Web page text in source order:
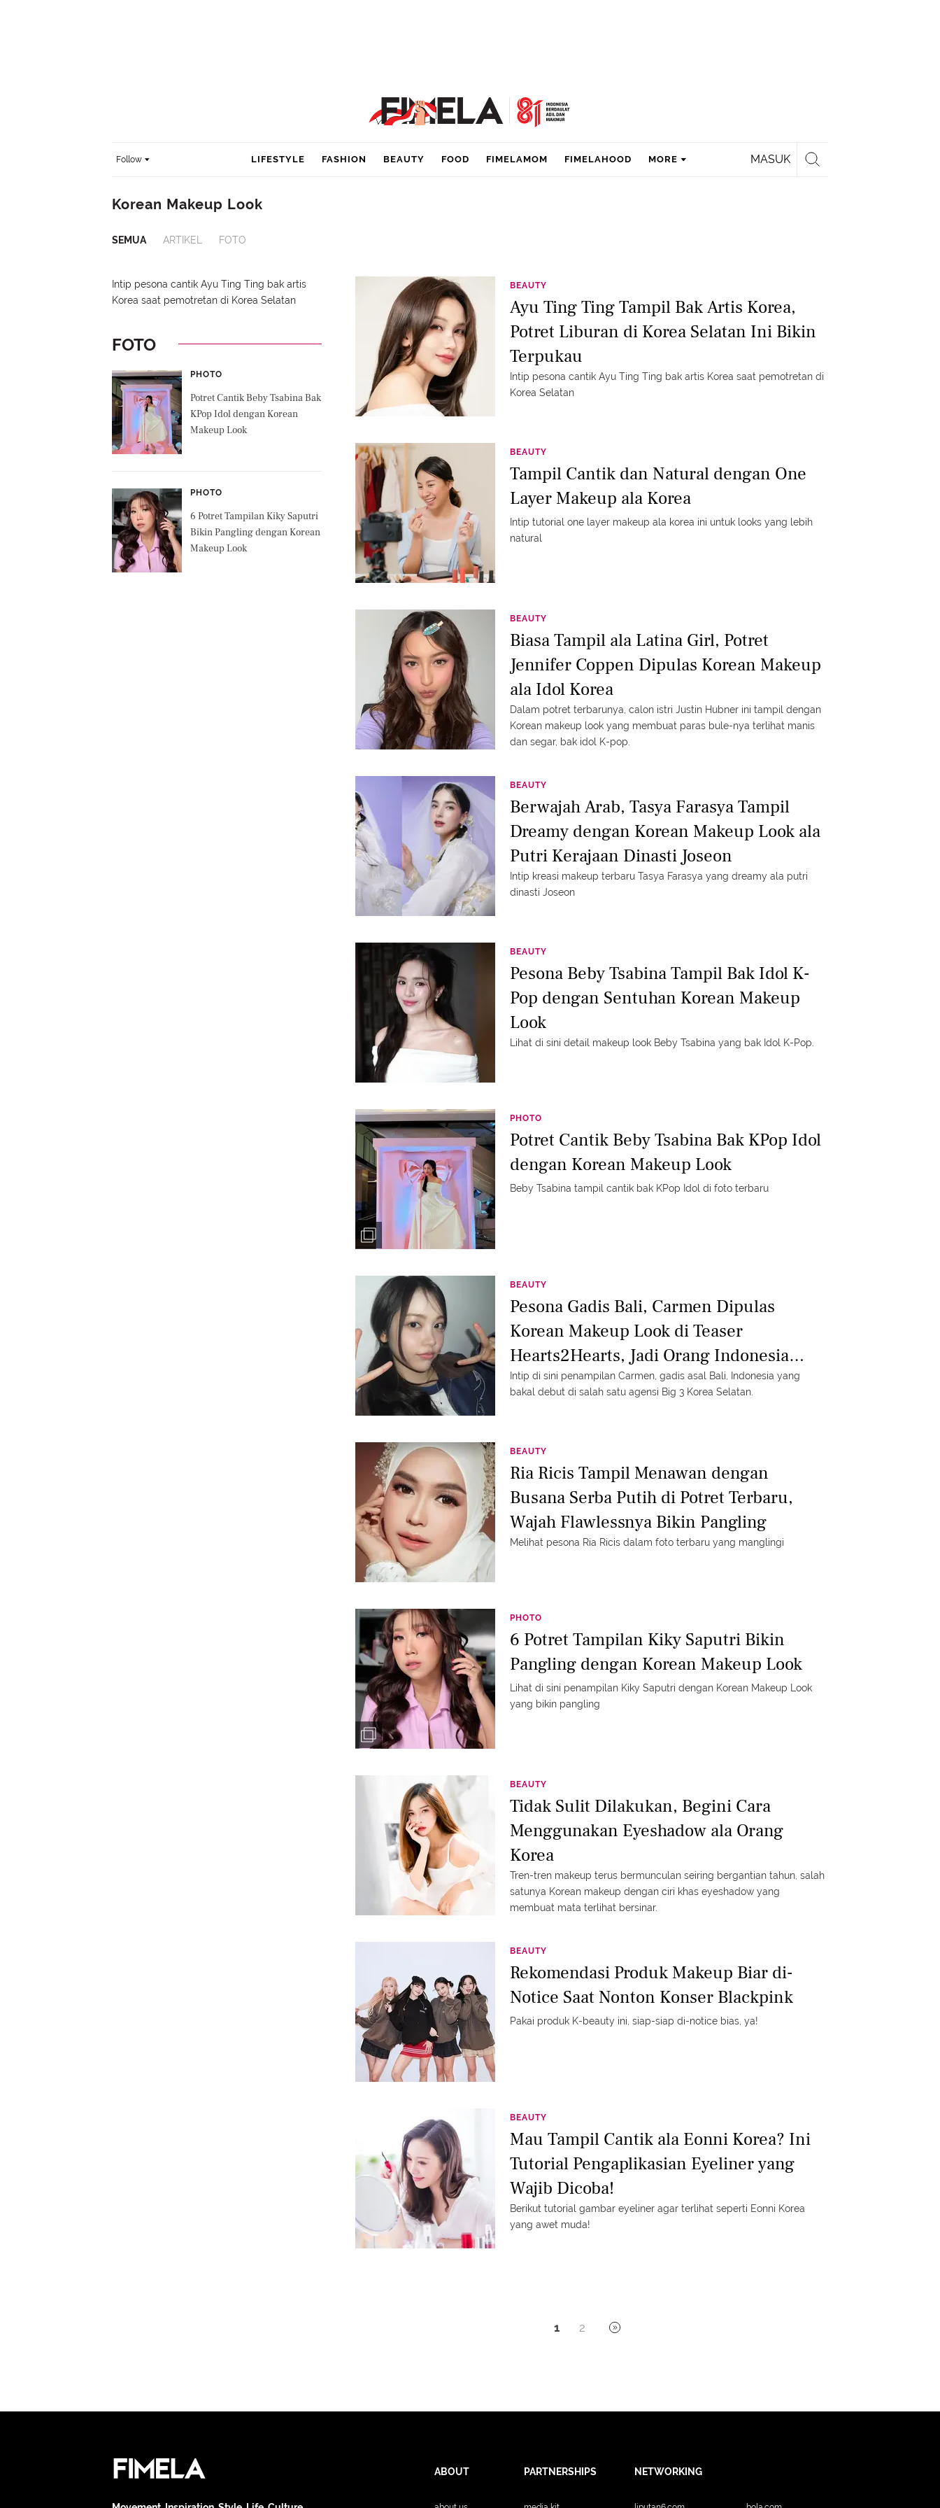
Follow MASUK
LIFESTYLE FASHION BEAUTY FOOD FIMELAMOM FIMELAHOOD MORE
Korean Makeup Look
SEMUA ARTIKEL FOTO
Intip pesona cantik Ayu Ting Ting bak artis
Korea saat pemotretan di Korea Selatan
FOTO
PHOTO
Potret Cantik Beby Tsabina Bak
KPop Idol dengan Korean
Makeup Look
PHOTO
6 Potret Tampilan Kiky Saputri
Bikin Pangling dengan Korean
Makeup Look
BEAUTY
Ayu Ting Ting Tampil Bak Artis Korea,
Potret Liburan di Korea Selatan Ini Bikin
Terpukau
Intip pesona cantik Ayu Ting Ting bak artis Korea saat pemotretan di
Korea Selatan
BEAUTY
Tampil Cantik dan Natural dengan One
Layer Makeup ala Korea
Intip tutorial one layer makeup ala korea ini untuk looks yang lebih
natural
BEAUTY
Biasa Tampil ala Latina Girl, Potret
Jennifer Coppen Dipulas Korean Makeup
ala Idol Korea
Dalam potret terbarunya, calon istri Justin Hubner ini tampil dengan
Korean makeup look yang membuat paras bule-nya terlihat manis
dan segar, bak idol K-pop.
BEAUTY
Berwajah Arab, Tasya Farasya Tampil
Dreamy dengan Korean Makeup Look ala
Putri Kerajaan Dinasti Joseon
Intip kreasi makeup terbaru Tasya Farasya yang dreamy ala putri
dinasti Joseon
BEAUTY
Pesona Beby Tsabina Tampil Bak Idol K-
Pop dengan Sentuhan Korean Makeup
Look
Lihat di sini detail makeup look Beby Tsabina yang bak Idol K-Pop.
PHOTO
Potret Cantik Beby Tsabina Bak KPop Idol
dengan Korean Makeup Look
Beby Tsabina tampil cantik bak KPop Idol di foto terbaru
BEAUTY
Pesona Gadis Bali, Carmen Dipulas
Korean Makeup Look di Teaser
Hearts2Hearts, Jadi Orang Indonesia
Pertama yang Debut di Big 3
Intip di sini penampilan Carmen, gadis asal Bali, Indonesia yang
bakal debut di salah satu agensi Big 3 Korea Selatan.
BEAUTY
Ria Ricis Tampil Menawan dengan
Busana Serba Putih di Potret Terbaru,
Wajah Flawlessnya Bikin Pangling
Melihat pesona Ria Ricis dalam foto terbaru yang manglingi
PHOTO
6 Potret Tampilan Kiky Saputri Bikin
Pangling dengan Korean Makeup Look
Lihat di sini penampilan Kiky Saputri dengan Korean Makeup Look
yang bikin pangling
BEAUTY
Tidak Sulit Dilakukan, Begini Cara
Menggunakan Eyeshadow ala Orang
Korea
Tren-tren makeup terus bermunculan seiring bergantian tahun, salah
satunya Korean makeup dengan ciri khas eyeshadow yang
membuat mata terlihat bersinar.
BEAUTY
Rekomendasi Produk Makeup Biar di-
Notice Saat Nonton Konser Blackpink
Pakai produk K-beauty ini, siap-siap di-notice bias, ya!
BEAUTY
Mau Tampil Cantik ala Eonni Korea? Ini
Tutorial Pengaplikasian Eyeliner yang
Wajib Dicoba!
Berikut tutorial gambar eyeliner agar terlihat seperti Eonni Korea
yang awet muda!
1 2
ABOUT PARTNERSHIPS NETWORKING